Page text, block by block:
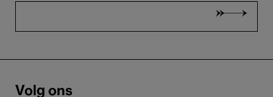
Volg ons